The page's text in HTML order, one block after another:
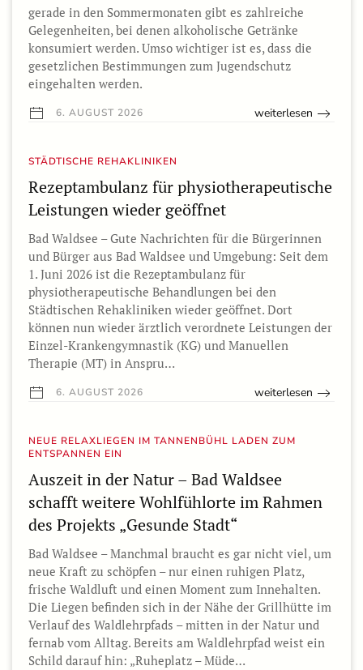
gerade in den Sommermonaten gibt es zahlreiche
Gelegenheiten, bei denen alkoholische Getränke
konsumiert werden. Umso wichtiger ist es, dass die
gesetzlichen Bestimmungen zum Jugendschutz
eingehalten werden.
6. AUGUST 2026 weiterlesen
STÄDTISCHE REHAKLINIKEN
Rezeptambulanz für physiotherapeutische
Leistungen wieder geöffnet
Bad Waldsee – Gute Nachrichten für die Bürgerinnen
und Bürger aus Bad Waldsee und Umgebung: Seit dem
1. Juni 2026 ist die Rezeptambulanz für
physiotherapeutische Behandlungen bei den
Städtischen Rehakliniken wieder geöffnet. Dort
können nun wieder ärztlich verordnete Leistungen der
Einzel-Krankengymnastik (KG) und Manuellen
Therapie (MT) in Anspru…
6. AUGUST 2026 weiterlesen
NEUE RELAXLIEGEN IM TANNENBÜHL LADEN ZUM
ENTSPANNEN EIN
Auszeit in der Natur – Bad Waldsee
schafft weitere Wohlfühlorte im Rahmen
des Projekts „Gesunde Stadt“
Bad Waldsee – Manchmal braucht es gar nicht viel, um
neue Kraft zu schöpfen – nur einen ruhigen Platz,
frische Waldluft und einen Moment zum Innehalten.
Die Liegen befinden sich in der Nähe der Grillhütte im
Verlauf des Waldlehrpfads – mitten in der Natur und
fernab vom Alltag. Bereits am Waldlehrpfad weist ein
Schild darauf hin: „Ruheplatz – Müde…